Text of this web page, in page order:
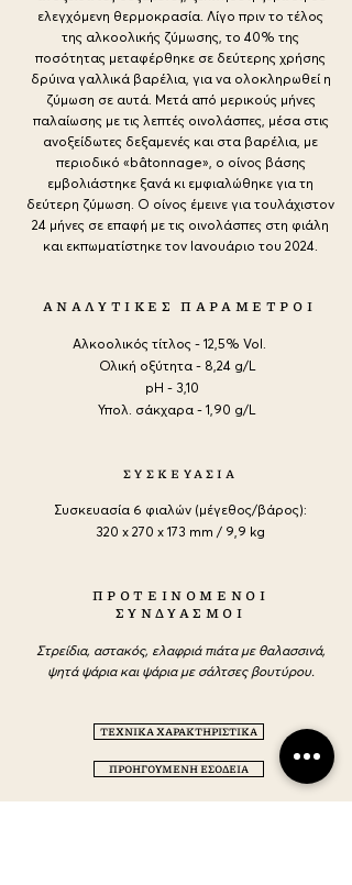
ελεγχόμενη θερμοκρασία. Λίγο πριν το τέλος
της αλκοολικής ζύμωσης, το 40% της
ποσότητας μεταφέρθηκε σε δεύτερης χρήσης
δρύινα γαλλικά βαρέλια, για να ολοκληρωθεί η
ζύμωση σε αυτά. Μετά από μερικούς μήνες
παλαίωσης με τις λεπτές οινολάσπες, μέσα στις
ανοξείδωτες δεξαμενές και στα βαρέλια, με
περιοδικό «bâtonnage», ο οίνος βάσης
εμβολιάστηκε ξανά κι εμφιαλώθηκε για τη
δεύτερη ζύμωση. Ο οίνος έμεινε για τουλάχιστον
24 μήνες σε επαφή με τις οινολάσπες στη φιάλη
και εκπωματίστηκε τον Ιανουάριο του 2024.
ΑΝΑΛΥΤΙΚΕΣ ΠΑΡΑΜΕΤΡΟΙ
Αλκοολικός τίτλος - 12,5% Vol.
Ολική οξύτητα - 8,24 g/L
pH - 3,10
Υπολ. σάκχαρα - 1,90 g/L
ΣΥΣΚΕΥΑΣΙΑ
Συσκευασία 6 φιαλών (μέγεθος/βάρος):
320 x 270 x 173 mm / 9,9 kg
ΠΡΟΤΕΙΝΟΜΕΝΟΙ
ΣΥΝΔΥΑΣΜΟΙ
Στρείδια, αστακός, ελαφριά πιάτα με θαλασσινά,
ψητά ψάρια και ψάρια με σάλτσες βουτύρου.
ΤΕΧΝΙΚΑ ΧΑΡΑΚΤΗΡΙΣΤΙΚΑ
ΠΡΟΗΓΟΥΜΕΝΗ ΕΣΟΔΕΙΑ